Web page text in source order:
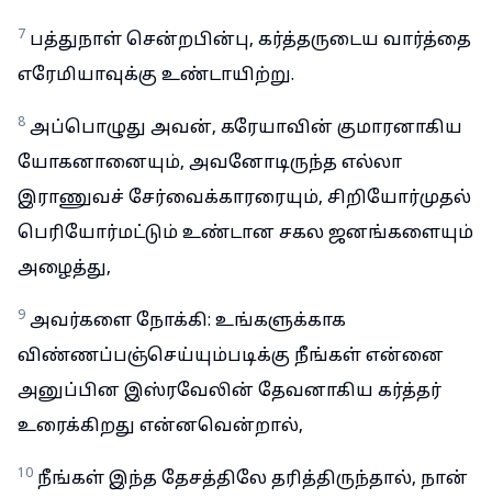
7 பத்துநாள் சென்றபின்பு, கர்த்தருடைய வார்த்தை
எரேமியாவுக்கு உண்டாயிற்று.
8 அப்பொழுது அவன், கரேயாவின் குமாரனாகிய
யோகனானையும், அவனோடிருந்த எல்லா
இராணுவச் சேர்வைக்காரரையும், சிறியோர்முதல்
பெரியோர்மட்டும் உண்டான சகல ஜனங்களையும்
அழைத்து,
9 அவர்களை நோக்கி: உங்களுக்காக
விண்ணப்பஞ்செய்யும்படிக்கு நீங்கள் என்னை
அனுப்பின இஸ்ரவேலின் தேவனாகிய கர்த்தர்
உரைக்கிறது என்னவென்றால்,
10 நீங்கள் இந்த தேசத்திலே தரித்திருந்தால், நான்